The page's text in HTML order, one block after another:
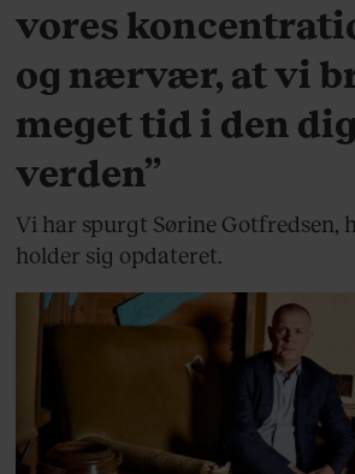
vores
og nærvær, at vi
meget tid i den
verden”
Vi har spurgt Sørine Gotfredsen,
holder sig opdateret.